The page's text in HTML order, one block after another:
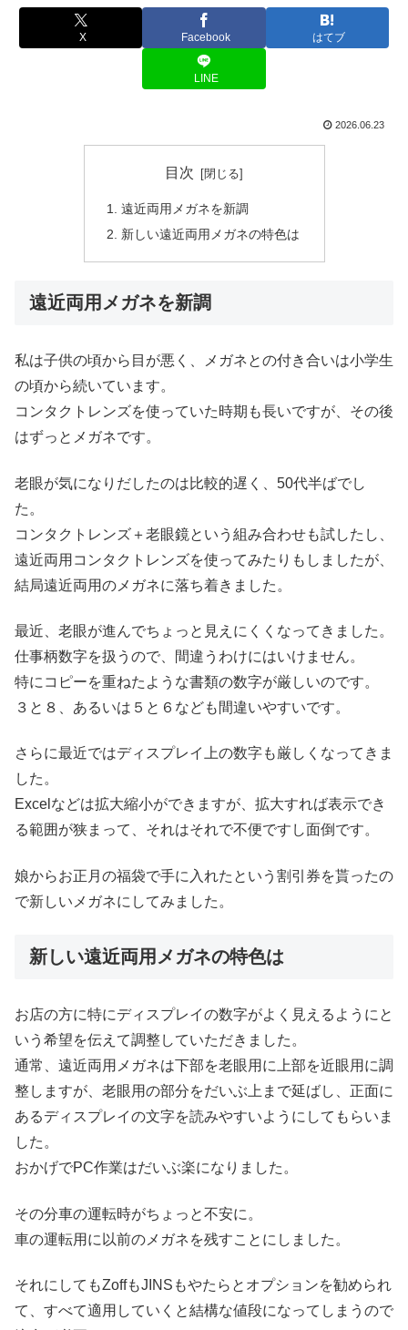
X Facebook はてブ
LINE
2026.06.23
目次
遠近両用メガネを新調
新しい遠近両用メガネの特色は
遠近両用メガネを新調
私は子供の頃から目が悪く、メガネとの付き合いは小学生
の頃から続いています。
コンタクトレンズを使っていた時期も長いですが、その後
はずっとメガネです。
老眼が気になりだしたのは比較的遅く、50代半ばでし
た。
コンタクトレンズ＋老眼鏡という組み合わせも試したし、
遠近両用コンタクトレンズを使ってみたりもしましたが、
結局遠近両用のメガネに落ち着きました。
最近、老眼が進んでちょっと見えにくくなってきました。
仕事柄数字を扱うので、間違うわけにはいけません。
特にコピーを重ねたような書類の数字が厳しいのです。
３と８、あるいは５と６なども間違いやすいです。
さらに最近ではディスプレイ上の数字も厳しくなってきま
した。
Excelなどは拡大縮小ができますが、拡大すれば表示でき
る範囲が狭まって、それはそれで不便ですし面倒です。
娘からお正月の福袋で手に入れたという割引券を貰ったの
で新しいメガネにしてみました。
新しい遠近両用メガネの特色は
お店の方に特にディスプレイの数字がよく見えるようにと
いう希望を伝えて調整していただきました。
通常、遠近両用メガネは下部を老眼用に上部を近眼用に調
整しますが、老眼用の部分をだいぶ上まで延ばし、正面に
あるディスプレイの文字を読みやすいようにしてもらいま
した。
おかげでPC作業はだいぶ楽になりました。
その分車の運転時がちょっと不安に。
車の運転用に以前のメガネを残すことにしました。
それにしてもZoffもJINSもやたらとオプションを勧められ
て、すべて適用していくと結構な値段になってしまうので